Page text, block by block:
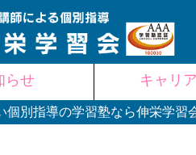
らせ キャリ
個別指導の学習塾なら伸栄学習